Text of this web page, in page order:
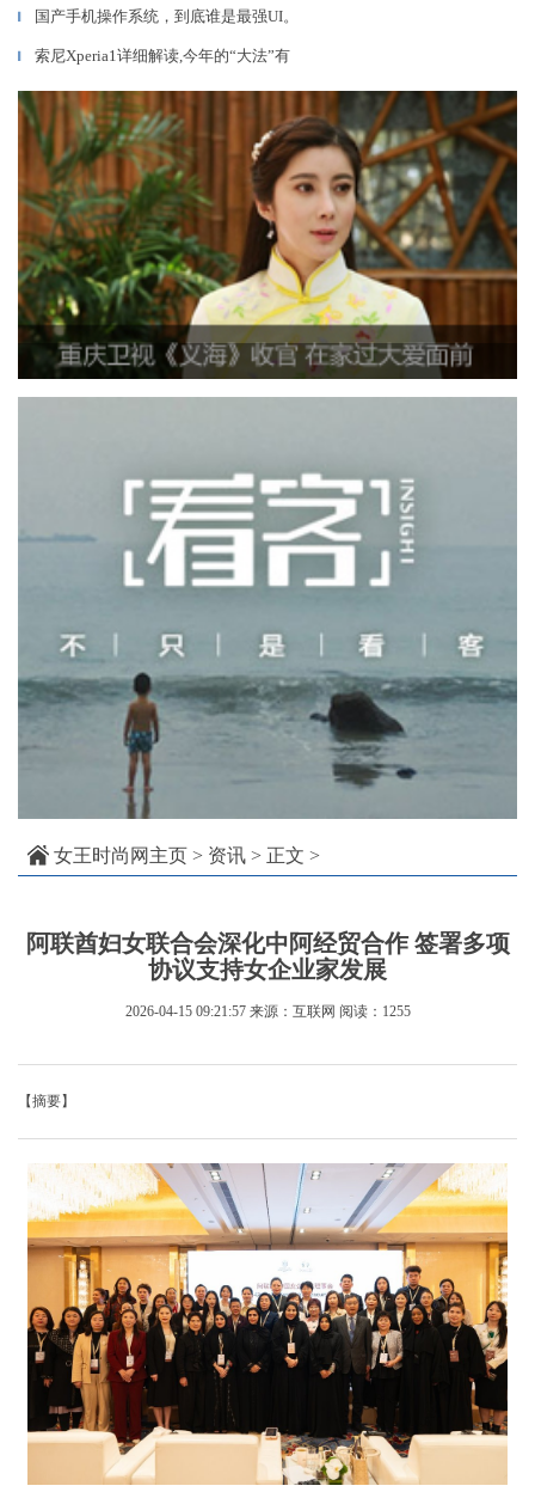
▎ 国产手机操作系统，到底谁是最强UI。
▎ 索尼Xperia1详细解读,今年的“大法”有
女王时尚网主页 > 资讯 > 正文 >
阿联酋妇女联合会深化中阿经贸合作 签署多项
协议支持女企业家发展
2026-04-15 09:21:57 来源：互联网 阅读：1255
【摘要】